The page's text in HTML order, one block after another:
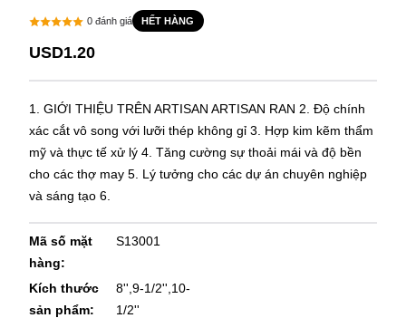
0 đánh giá HẾT HÀNG
USD1.20
1. GIỚI THIỆU TRÊN ARTISAN ARTISAN RAN 2. Độ chính
xác cắt vô song với lưỡi thép không gỉ 3. Hợp kim kẽm thẩm
mỹ và thực tế xử lý 4. Tăng cường sự thoải mái và độ bền
cho các thợ may 5. Lý tưởng cho các dự án chuyên nghiệp
và sáng tạo 6.
Mã số mặt
hàng:
S13001
Kích thước
sản phẩm:
8'',9-1/2'',10-
1/2''